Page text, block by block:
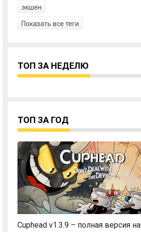
экшен
Показать все теги
ТОП ЗА НЕДЕЛЮ
ТОП ЗА ГОД
Cuphead v1.3.9 – полная версия на